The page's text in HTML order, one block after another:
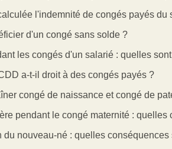
l'indemnité de congés payés du
d'un congé sans solde ?
les congés d'un salarié : quelles
a-t-il droit à des congés payés ?
congé de naissance et congé de
pendant le congé maternité : quelles
du nouveau-né : quelles